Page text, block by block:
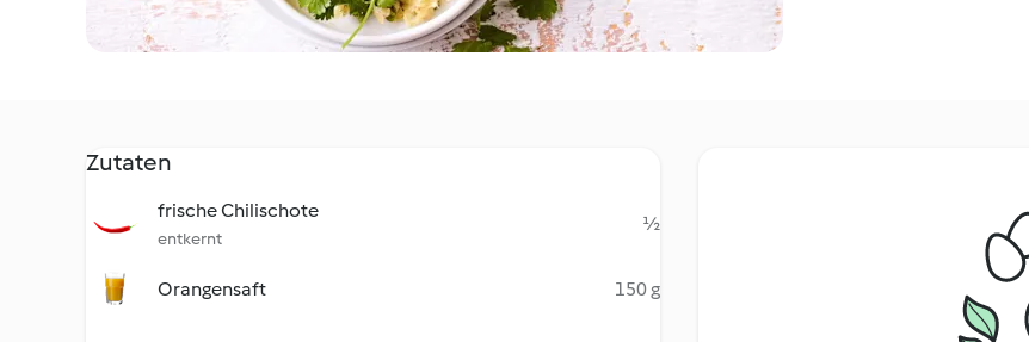
Zutaten
frische Chilischote
entkernt
½
Orangensaft 150 g